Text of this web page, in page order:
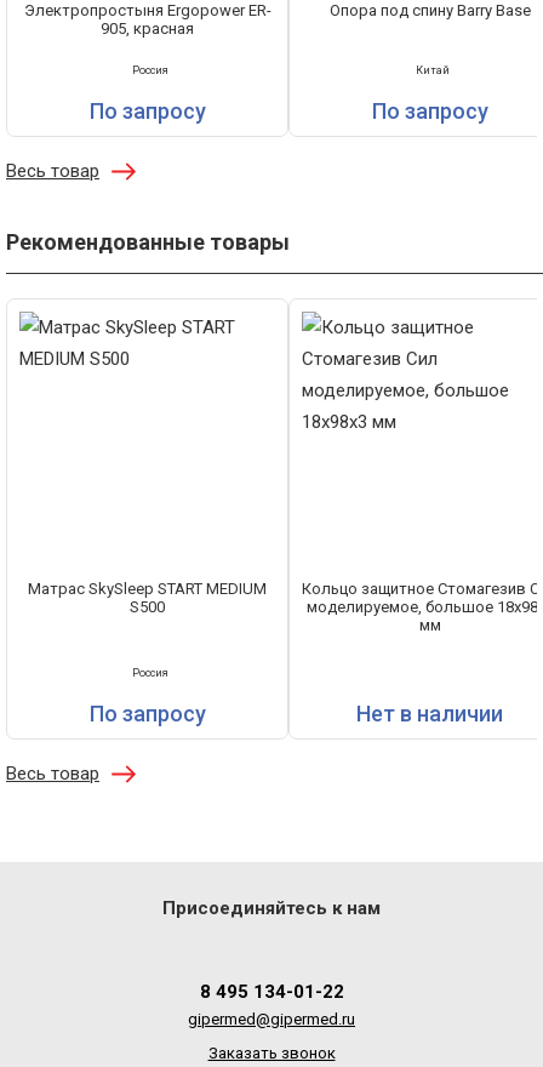
Электропростыня Ergopower ER-
905, красная
Россия
По запросу
Опора под спину Barry Base
Китай
По запросу
Весь товар
Рекомендованные товары
Матрас SkySleep START MEDIUM
S500
Россия
По запросу
Кольцо защитное Стомагезив
моделируемое, большое
мм
Нет в наличии
Весь товар
Присоединяйтесь к нам
8 495 134-01-22
gipermed@gipermed.ru
Заказать звонок